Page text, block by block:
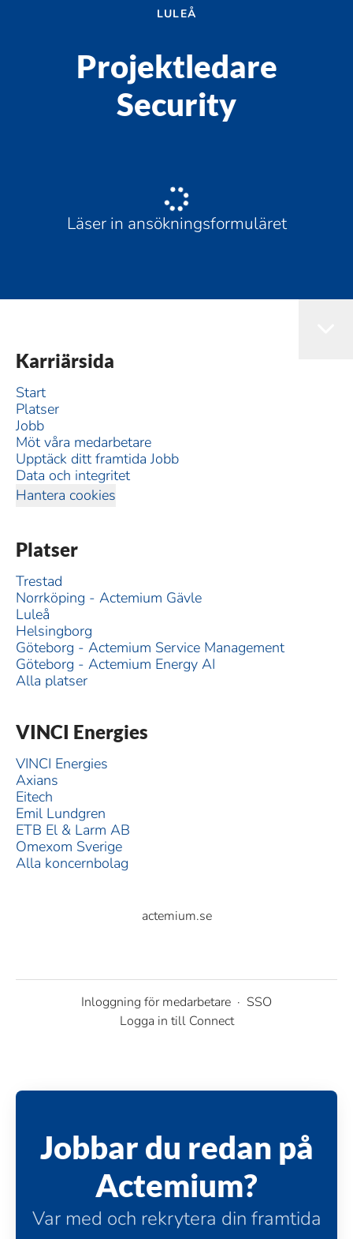
LULEÅ
Projektledare
Security
Läser in ansökningsformuläret
Karriärsida
Start
Platser
Jobb
Möt våra medarbetare
Upptäck ditt framtida Jobb
Data och integritet
Hantera cookies
Platser
Trestad
Norrköping - Actemium Gävle
Luleå
Helsingborg
Göteborg - Actemium Service Management
Göteborg - Actemium Energy AI
Alla platser
VINCI Energies
VINCI Energies
Axians
Eitech
Emil Lundgren
ETB El & Larm AB
Omexom Sverige
Alla koncernbolag
actemium.se
Inloggning för medarbetare · SSO
Logga in till Connect
Jobbar du redan på
Actemium?
Var med och rekrytera din framtida